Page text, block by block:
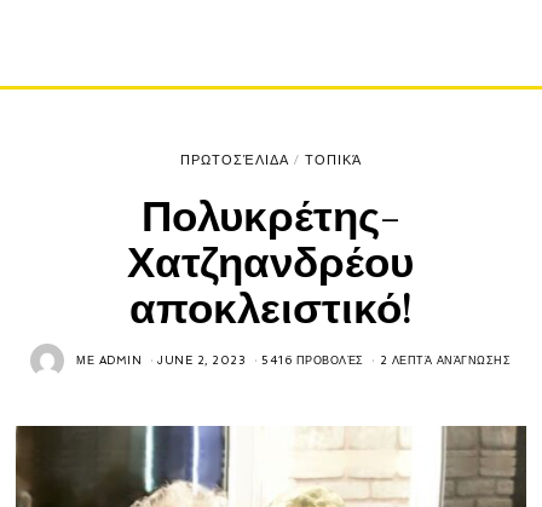
ΠΡΩΤΟΣΈΛΙΔΑ / ΤΟΠΙΚΆ
Πολυκρέτης-
Χατζηανδρέου
αποκλειστικό!
ΜΕ ADMIN JUNE 2, 2023 5416 ΠΡΟΒΟΛΈΣ 2 ΛΕΠΤΆ ΑΝΆΓΝΩΣΗΣ